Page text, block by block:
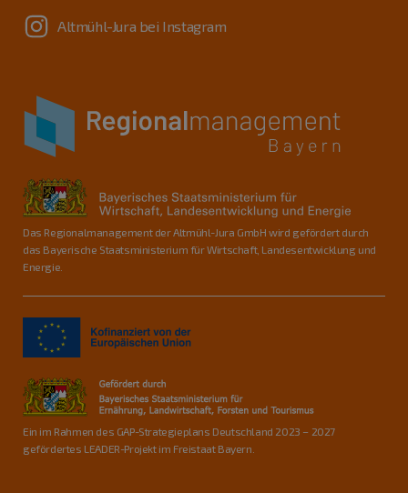
Altmühl-Jura bei Instagram
Das Regionalmanagement der Altmühl-Jura GmbH wird gefördert durch
das Bayerische Staatsministerium für Wirtschaft, Landesentwicklung und
Energie.
Ein im Rahmen des GAP-Strategieplans Deutschland 2023 – 2027
gefördertes LEADER-Projekt im Freistaat Bayern.